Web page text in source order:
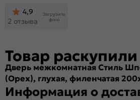
4,9
2 отзыва
Загрузить
фото
Товар раскупили
Дверь межкомнатная Стиль
(Орех), глухая, филенчатая
Информация о